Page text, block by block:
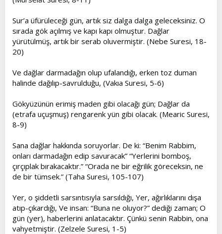
Sur’a üfürüleceği gün, artık siz dalga dalga geleceksiniz. O
sırada gök açılmış ve kapı kapı olmuştur. Dağlar
yürütülmüş, artık bir serab oluvermiştir. (Nebe Suresi, 18-
20)
Ve dağlar darmadağın olup ufalandığı, erken toz duman
halinde dağılıp-savrulduğu, (Vakıa Suresi, 5-6)
Gökyüzünün erimiş maden gibi olacağı gün; Dağlar da
(etrafa uçuşmuş) rengarenk yün gibi olacak. (Mearic Suresi,
8-9)
Sana dağlar hakkında soruyorlar. De ki: “Benim Rabbim,
onları darmadağın edip savuracak” “Yerlerini bomboş,
çırçıplak bırakacaktır.” “Orada ne bir eğrilik göreceksin, ne
de bir tümsek.” (Taha Suresi, 105-107)
Yer, o şiddetli sarsıntısıyla sarsıldığı, Yer, ağırlıklarını dışa
atıp-çıkardığı, Ve insan: “Buna ne oluyor?” dediği zaman; O
gün (yer), haberlerini anlatacaktır. Çünkü senin Rabbin, ona
vahyetmiştir. (Zelzele Suresi, 1-5)